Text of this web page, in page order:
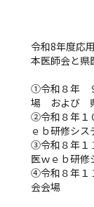
令和8年度応
本医師会と県
①令和８年
場 および
②令和８年１
ｅｂ研修シス
③令和８年１
医ｗｅｂ研修
④令和８年
会会場